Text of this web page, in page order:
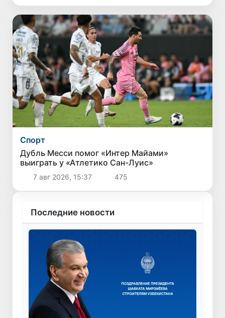
Спорт
Дубль Месси помог «Интер Майами»
выиграть у «Атлетико Сан-Луис»
7 авг 2026, 15:37 475
Последние новости